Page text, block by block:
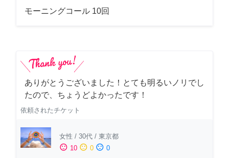
モーニングコール 10回
ありがとうございました！とても明るいノリでし
たので、ちょうどよかったです！
依頼されたチケット
女性 / 30代 / 東京都
sentiment_satisfied 10 sentiment_neutral 0 sentiment_dissatisfied 0